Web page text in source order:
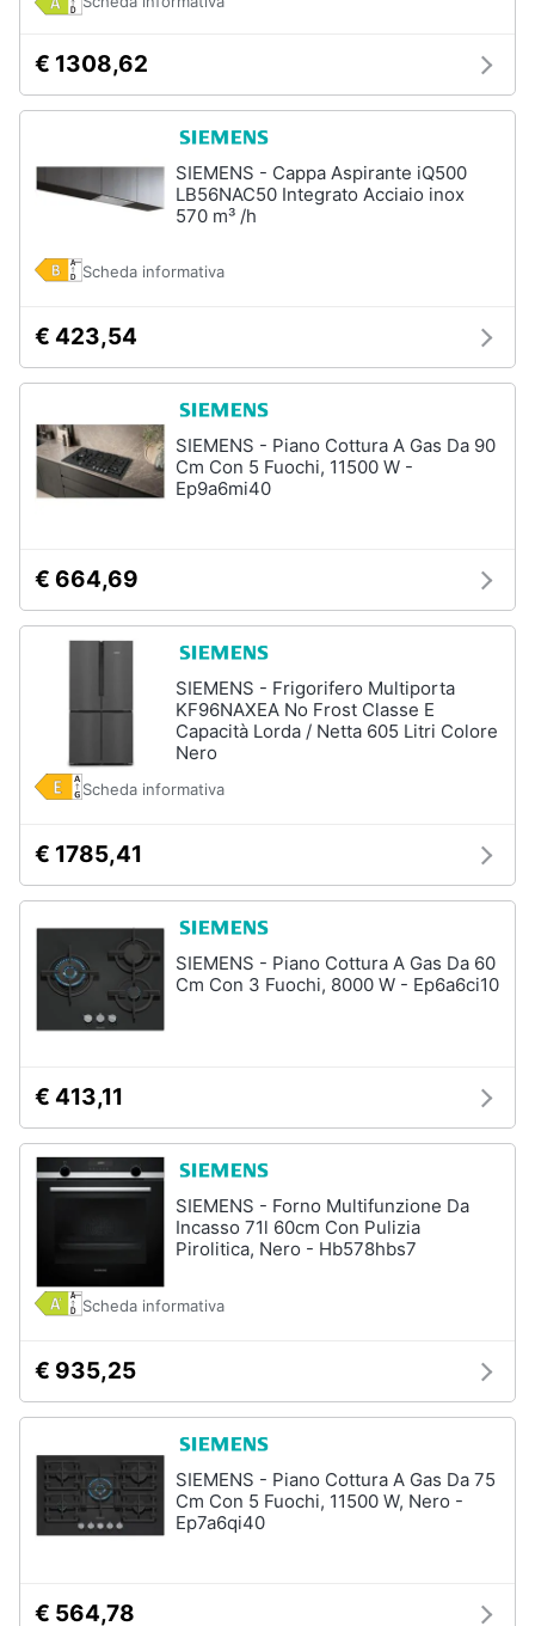
€ 1308,62
SIEMENS - Cappa Aspirante iQ500
LB56NAC50 Integrato Acciaio inox
570 m³ /h
Scheda informativa
€ 423,54
SIEMENS - Piano Cottura A Gas Da 90
Cm Con 5 Fuochi, 11500 W -
Ep9a6mi40
€ 664,69
SIEMENS - Frigorifero Multiporta
KF96NAXEA No Frost Classe E
Capacità Lorda / Netta 605 Litri Colore
Nero
Scheda informativa
€ 1785,41
SIEMENS - Piano Cottura A Gas Da 60
Cm Con 3 Fuochi, 8000 W - Ep6a6ci10
€ 413,11
SIEMENS - Forno Multifunzione Da
Incasso 71l 60cm Con Pulizia
Pirolitica, Nero - Hb578hbs7
Scheda informativa
€ 935,25
SIEMENS - Piano Cottura A Gas Da 75
Cm Con 5 Fuochi, 11500 W, Nero -
Ep7a6qi40
€ 564,78